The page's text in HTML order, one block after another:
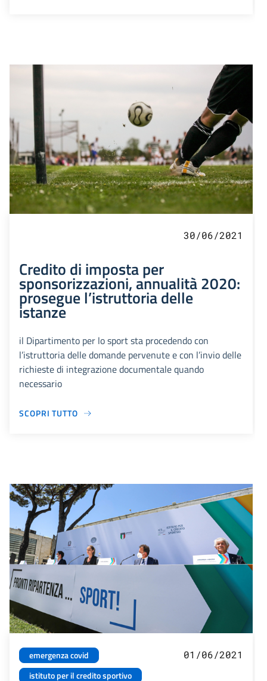
30/06/2021
Credito di imposta per
sponsorizzazioni, annualità 2020:
prosegue l’istruttoria delle
istanze
il Dipartimento per lo sport sta procedendo con
l’istruttoria delle domande pervenute e con l’invio delle
richieste di integrazione documentale quando
necessario
SCOPRI TUTTO
emergenza covid
istituto per il credito sportivo
01/06/2021